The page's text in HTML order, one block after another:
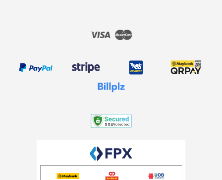
Visa Master